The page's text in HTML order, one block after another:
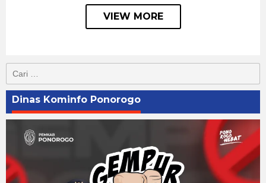
VIEW MORE
untuk:
Dinas Kominfo Ponorogo